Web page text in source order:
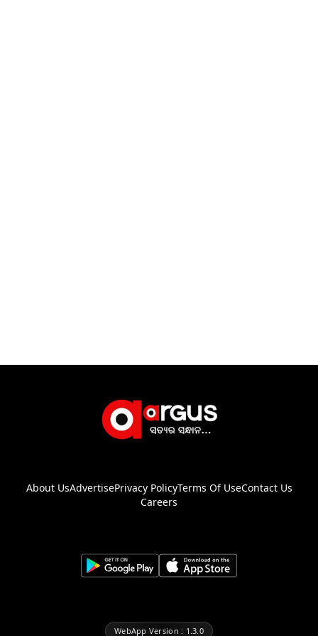
About UsAdvertisePrivacy PolicyTerms Of UseContact Us
Careers
WebApp Version : 1.3.0